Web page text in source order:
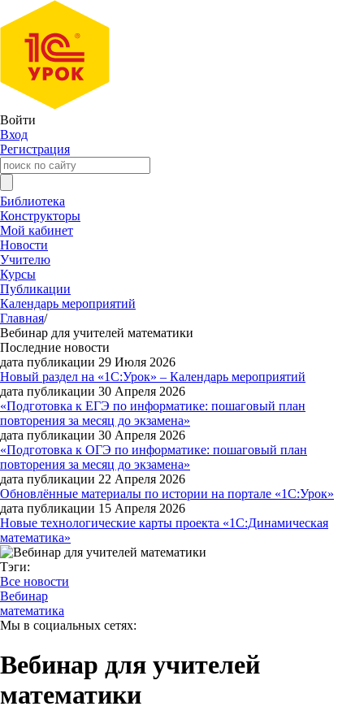
Войти
Вход
Регистрация
Библиотека
Конструкторы
Мой кабинет
Новости
Учителю
Курсы
Публикации
Календарь мероприятий
Главная/
Вебинар для учителей математики
Последние новости
дата публикации 29 Июля 2026
Новый раздел на «1С:Урок» – Календарь мероприятий
дата публикации 30 Апреля 2026
«Подготовка к ЕГЭ по информатике: пошаговый план
повторения за месяц до экзамена»
дата публикации 30 Апреля 2026
«Подготовка к ОГЭ по информатике: пошаговый план
повторения за месяц до экзамена»
дата публикации 22 Апреля 2026
Обновлённые материалы по истории на портале «1С:Урок»
дата публикации 15 Апреля 2026
Новые технологические карты проекта «1С:Динамическая
математика»
Тэги:
Все новости
Вебинар
математика
Мы в социальных сетях:
Вебинар для учителей
математики